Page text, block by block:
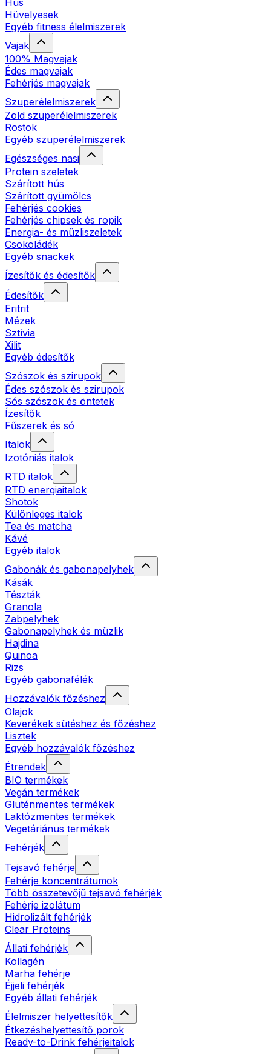
Hús
Hüvelyesek
Egyéb fitness élelmiszerek
Vajak
100% Magvajak
Édes magvajak
Fehérjés magvajak
Szuperélelmiszerek
Zöld szuperélelmiszerek
Rostok
Egyéb szuperélelmiszerek
Egészséges nasi
Protein szeletek
Szárított hús
Szárított gyümölcs
Fehérjés cookies
Fehérjés chipsek és ropik
Energia- és müzliszeletek
Csokoládék
Egyéb snackek
Ízesítők és édesítők
Édesítők
Eritrit
Mézek
Sztívia
Xilit
Egyéb édesítők
Szószok és szirupok
Édes szószok és szirupok
Sós szószok és öntetek
Ízesítők
Fűszerek és só
Italok
Izotóniás italok
RTD italok
RTD energiaitalok
Shotok
Különleges italok
Tea és matcha
Kávé
Egyéb italok
Gabonák és gabonapelyhek
Kásák
Tészták
Granola
Zabpelyhek
Gabonapelyhek és müzlik
Hajdina
Quinoa
Rizs
Egyéb gabonafélék
Hozzávalók főzéshez
Olajok
Keverékek sütéshez és főzéshez
Lisztek
Egyéb hozzávalók főzéshez
Étrendek
BIO termékek
Vegán termékek
Gluténmentes termékek
Laktózmentes termékek
Vegetáriánus termékek
Fehérjék
Tejsavó fehérje
Fehérje koncentrátumok
Több összetevőjű tejsavó fehérjék
Fehérje izolátum
Hidrolizált fehérjék
Clear Proteins
Állati fehérjék
Kollagén
Marha fehérje
Éjjeli fehérjék
Egyéb állati fehérjék
Élelmiszer helyettesítők
Étkezéshelyettesítő porok
Ready-to-Drink fehérjeitalok